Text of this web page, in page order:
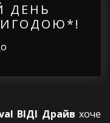
ДЕНЬ
ВІДІ Драйв хоче